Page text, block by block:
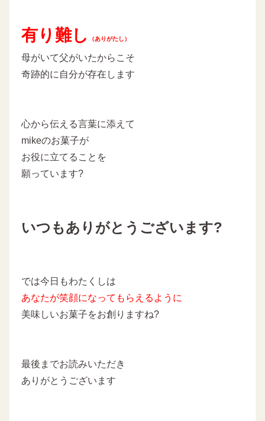
有り難し （ありがたし）
母がいて父がいたからこそ
奇跡的に自分が存在します
心から伝える言葉に添えて
mikeのお菓子が
お役に立てることを
願っています?
いつもありがとうございます?
では今日もわたくしは
あなたが笑顔になってもらえるように
美味しいお菓子をお創りますね?
最後までお読みいただき
ありがとうございます